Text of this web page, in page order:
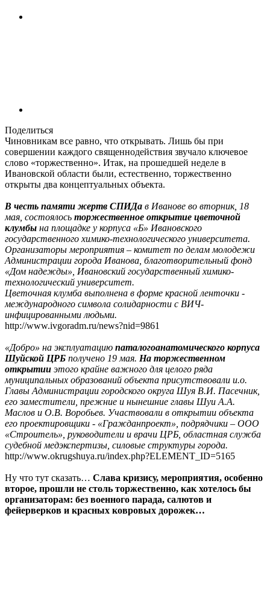
Поделиться
Чиновникам все равно, что открывать. Лишь бы при
совершении каждого священнодействия звучало ключевое
слово «торжественно». Итак, на прошедшей неделе в
Ивановской области были, естественно, торжественно
открыты два концептуальных объекта.
В честь памяти жертв СПИДа в Иванове во вторник, 18
мая, состоялось торжественное открытие цветочной
клумбы на площадке у корпуса «Б» Ивановского
государственного химико-технологического университета.
Организаторы мероприятия – комитет по делам молодежи
Администрации города Иванова, благотворительный фонд
«Дом надежды», Ивановский государственный химико-
технологический университет.
Цветочная клумба выполнена в форме красной ленточки -
международного символа солидарности с ВИЧ-
инфицированными людьми.
http://www.ivgoradm.ru/news?nid=9861
«Добро» на эксплуатацию паталогоанатомического корпуса
Шуйской ЦРБ получено 19 мая. На торжественном
открытии этого крайне важного для целого ряда
муниципальных образований объекта присутствовали и.о.
Главы Администрации городского округа Шуя В.И. Пасечник,
его заместители, прежние и нынешние главы Шуи А.А.
Маслов и О.В. Воробьев. Участвовали в открытии объекта
его проектировщики - «Гражданпроект», подрядчики – ООО
«Строитель», руководители и врачи ЦРБ, областная служба
судебной медэкспертизы, силовые структуры города.
http://www.okrugshuya.ru/index.php?ELEMENT_ID=5165
Ну что тут сказать… Слава кризису, мероприятия, особенно
второе, прошли не столь торжественно, как хотелось бы
организаторам: без военного парада, салютов и
фейерверков и красных ковровых дорожек…